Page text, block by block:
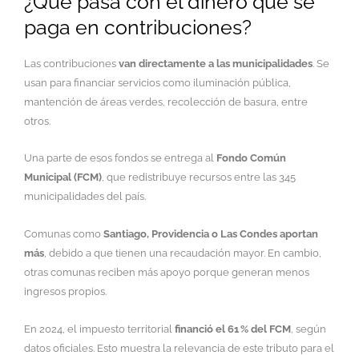
paga en contribuciones?
Las contribuciones van directamente a las municipalidades . Se
usan para financiar servicios como iluminación pública,
mantención de áreas verdes, recolección de basura, entre
otros.
Una parte de esos fondos se entrega al Fondo Común
Municipal (FCM), que redistribuye recursos entre las 345
municipalidades del país.
Comunas como Santiago, Providencia o Las Condes aportan
más, debido a que tienen una recaudación mayor. En cambio,
otras comunas reciben más apoyo porque generan menos
ingresos propios.
En 2024, el impuesto territorial financió el 61 % del FCM , según
datos oficiales. Esto muestra la relevancia de este tributo para el